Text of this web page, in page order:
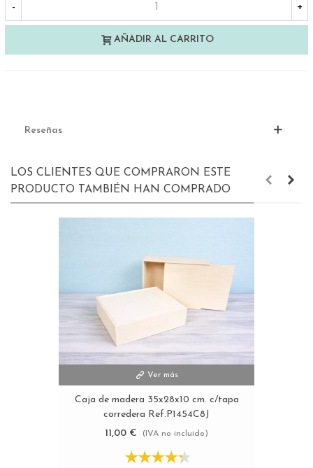
- +
AÑADIR AL CARRITO
Reseñas
LOS CLIENTES QUE COMPRARON ESTE
PRODUCTO TAMBIÉN HAN COMPRADO
Ver más
Caja de madera 35x28x10 cm. c/tapa
corredera Ref.P1454C8J
11,00 €
(IVA no incluido)